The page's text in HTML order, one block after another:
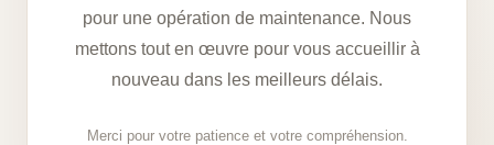
pour une opération de maintenance. Nous
mettons tout en œuvre pour vous accueillir à
nouveau dans les meilleurs délais.
Merci pour votre patience et votre compréhension.